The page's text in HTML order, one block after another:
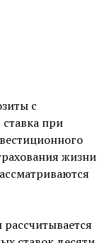
с
при
жизни